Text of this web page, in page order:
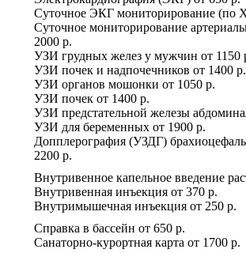
Суточное ЭКГ мониторирование (по
Суточное мониторирование
2000 р.
УЗИ грудных желез у мужчин от 1150
УЗИ почек и надпочечников от 1400 р.
УЗИ органов мошонки от 1050 р.
УЗИ почек от 1400 р.
УЗИ предстательной железы
УЗИ для беременных от 1900 р.
Допплерография (УЗДГ)
2200 р.
Внутривенное капельное введение
Внутривенная инъекция от 370 р.
Внутримышечная инъекция от 250 р.
Справка в бассейн от 650 р.
Санаторно-курортная карта от 1700 р.